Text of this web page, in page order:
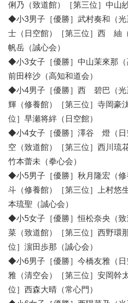
俐乃（致道館）［第三位］中山
◆小3男子［優勝］武村奏和（
士（日空館）［第三位］西 紬
帆岳（誠心会）
◆小3女子［優勝］中山茉來那（
前田梓沙（高知和道会）
◆小4男子［優勝］西 碧巴（光
輝（修養館）［第三位］寺岡豪
位］早瀬将絆（日空館）
◆小4女子［優勝］澤谷 燈（日
空（致道館）［第三位］西川琉
竹本蕾未（拳心会）
◆小5男子［優勝］秋月隆宏（
斗（修養館）［第三位］上村悠
本琉聖（誠心会）
◆小5女子［優勝］恒松奈央（
菜（致道館）［第三位］西野環
位］濵田歩那（誠心会）
◆小6男子［優勝］今橋友雅（
雅（清空会）［第三位］安岡幹
位］西森大晴（常心門）